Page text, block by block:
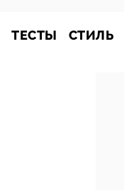
ТЕСТЫ СТИЛЬ